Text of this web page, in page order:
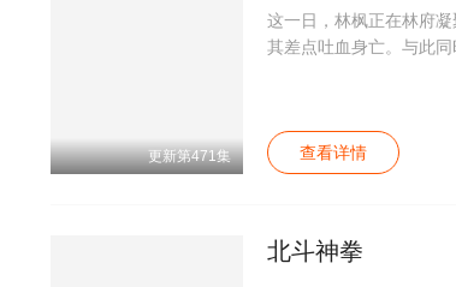
更新第471集
这一日，林枫正在林府
其差点吐血身亡。与此
控制最新得到的力量，
今秦骁被害，秦家长老
查看详情
北斗神拳